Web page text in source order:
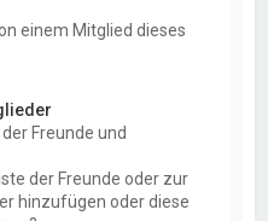
einem Mitglied dieses
Freunde und
der Freunde oder zur
hinzufügen oder diese